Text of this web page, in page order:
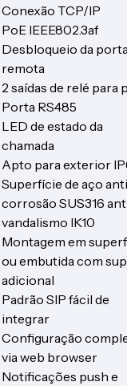
Conexão TCP/IP
PoE IEEE802.3af
Desbloqueio da porta
remota
2 saídas de relé para
Porta RS485
LED de estado da
chamada
Apto para exterior
Superfície de aço
corrosão SUS316
vandalismo IK10
Montagem em
ou embutida com
adicional
Padrão SIP fácil de
integrar
Configuração
via web browser
Notificações push e